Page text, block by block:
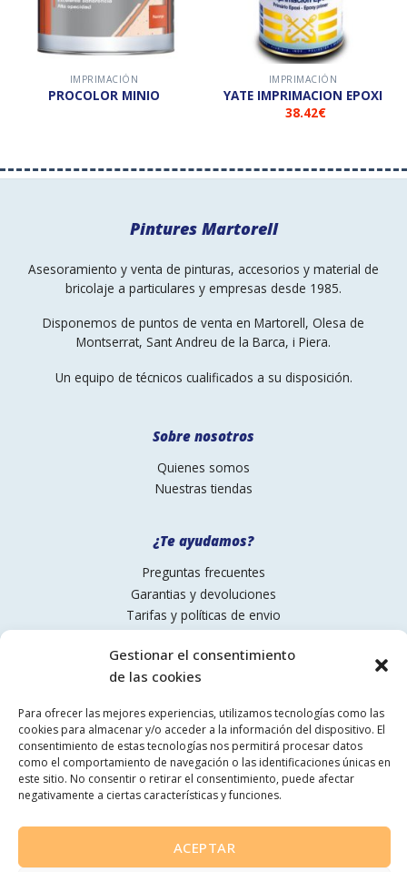
Gestionar el consentimiento
de las cookies
Para ofrecer las mejores experiencias, utilizamos tecnologías como las
cookies para almacenar y/o acceder a la información del dispositivo. El
consentimiento de estas tecnologías nos permitirá procesar datos
como el comportamiento de navegación o las identificaciones únicas en
este sitio. No consentir o retirar el consentimiento, puede afectar
negativamente a ciertas características y funciones.
ACEPTAR
IMPRIMACIÓN
PROCOLOR MINIO
IMPRIMACIÓN
YATE IMPRIMACION EPOXI
38.42€
Pintures Martorell
Asesoramiento y venta de pinturas, accesorios y material de
bricolaje a particulares y empresas desde 1985.
Disponemos de puntos de venta en Martorell, Olesa de
Montserrat, Sant Andreu de la Barca, i Piera.
Un equipo de técnicos cualificados a su disposición.
Sobre nosotros
Quienes somos
Nuestras tiendas
¿Te ayudamos?
Preguntas frecuentes
Garantias y devoluciones
Tarifas y políticas de envio
93 775 59 11
comercial@pinturesmartorell.com
Síguenos